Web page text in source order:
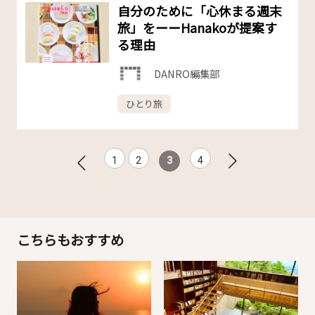
自分のために「心休まる週末
旅」をーーHanakoが提案す
る理由
DANRO編集部
ひとり旅
1 2 3 4
こちらもおすすめ